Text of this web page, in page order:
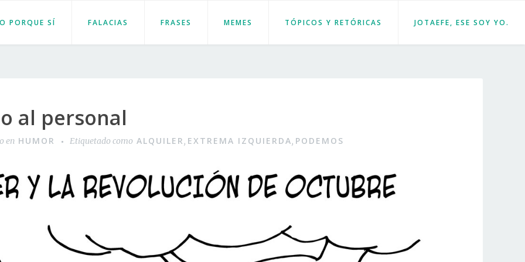
PORQUE SÍ FALACIAS FRASES MEMES TÓPICOS Y RETÓRICAS JOTAEFE, ESE SOY YO.
al personal
en HUMOR Etiquetado como ALQUILER, EXTREMA IZQUIERDA, PODEMOS